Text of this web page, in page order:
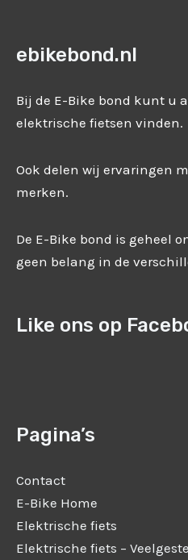
ebikebond.nl
Bij de E-Bike bond kunt u
elektrische fietsen vinden.
Ook delen wij ervaringen
merken.
De E-Bike bond is geheel
geen belang in de
Like ons op
Pagina’s
Contact
E-Bike Home
Elektrische fiets
Elektrische fiets –